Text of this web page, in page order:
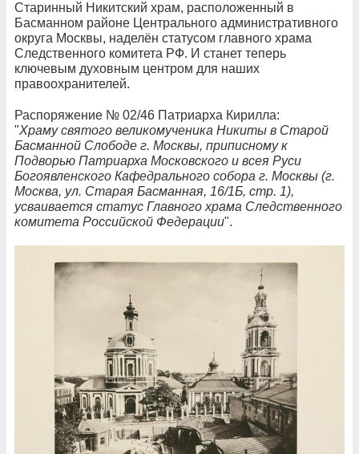
Старинный Никитский храм, расположенный в
Басманном районе Центрального административного
округа Москвы, наделён статусом главного храма
Следственного комитета РФ. И станет теперь
ключевым духовным центром для наших
правоохранителей.
Распоряжение № 02/46 Патриарха Кирилла:
"Храму святого великомученика Никиты в Старой
Басманной Слободе г. Москвы, приписному к
Подворью Патриарха Московского и всея Руси
Богоявленского Кафедрального собора г. Москвы (г.
Москва, ул. Старая Басманная, 16/1Б, стр. 1),
усваивается статус Главного храма Следственного
комитета Российской Федерации".